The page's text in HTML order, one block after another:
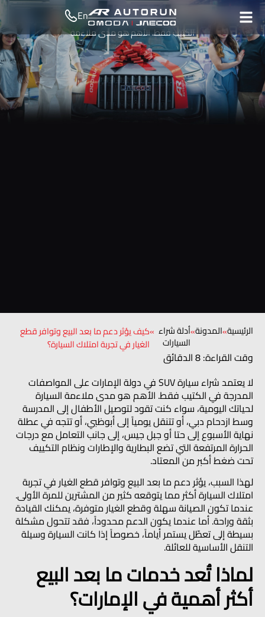
En
لا يعتمد شراء سيارة SUV في دولة الإمارات على المواصفات المدرجة في
الكتيب فقط. الأهم هو مدى ملاءمة
الرئيسية»المدونة»أدلة شراء
السيارات
»كيف يؤثر دعم ما بعد البيع وتوافر قطع
الغيار في تجربة امتلاك السيارة؟
وقت القراءة: 8 الدقائق
لا يعتمد شراء سيارة SUV في دولة الإمارات على المواصفات
المدرجة في الكتيب فقط. الأهم هو مدى ملاءمة السيارة
لحياتك اليومية، سواء كنت تقود لتوصيل الأطفال إلى المدرسة
وسط ازدحام دبي، أو تتنقل يومياً إلى أبوظبي، أو تتجه في عطلة
نهاية الأسبوع إلى حتا أو جبل جيس، إلى جانب التعامل مع درجات
الحرارة المرتفعة التي تضع البطارية والإطارات ونظام التكييف
تحت ضغط أكبر من المعتاد.
لهذا السبب، يؤثر دعم ما بعد البيع وتوافر قطع الغيار في تجربة
امتلاك السيارة أكثر مما يتوقعه كثير من المشترين للمرة الأولى.
عندما تكون الصيانة سهلة وقطع الغيار متوفرة، يمكنك القيادة
بثقة وراحة. أما عندما يكون الدعم محدوداً، فقد تتحول مشكلة
بسيطة إلى تعطّل يستمر أياماً، خصوصاً إذا كانت السيارة وسيلة
التنقل الأساسية للعائلة.
لماذا تُعد خدمات ما بعد البيع
أكثر أهمية في الإمارات؟